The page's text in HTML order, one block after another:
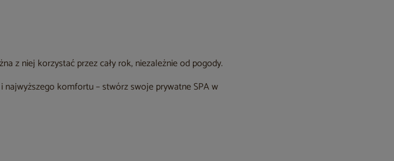
z niej korzystać przez cały rok, niezależnie od pogody.
komfortu – stwórz swoje prywatne SPA w